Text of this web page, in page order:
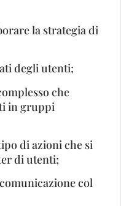
la strategia di
degli utenti;
che
in gruppi
di azioni che si
di utenti;
comunicazione col